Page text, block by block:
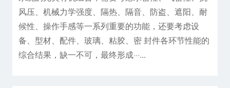
风压、机械力学强度、隔热、隔音、防盗、遮阳、耐
候性、操作手感等一系列重要的功能，还要考虑设
备、型材、配件、玻璃、粘胶、密 封件各环节性能的
综合结果，缺一不可，最终形成···...